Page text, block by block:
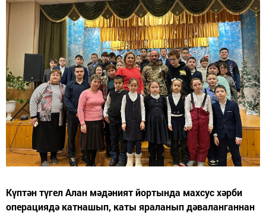
Күптән түгел Алан мәдәният йортында махсус хәрби
операциядә катнашып, каты яраланып дәваланганнан